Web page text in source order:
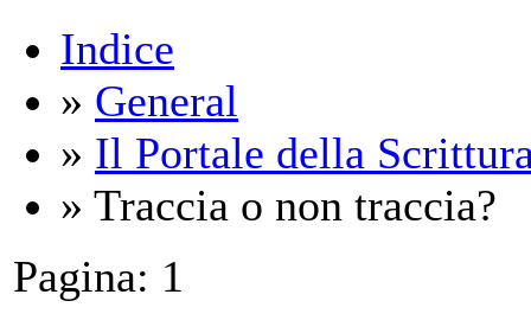
Indice
» General
» Il Portale della
» Traccia o non traccia?
Pagina: 1